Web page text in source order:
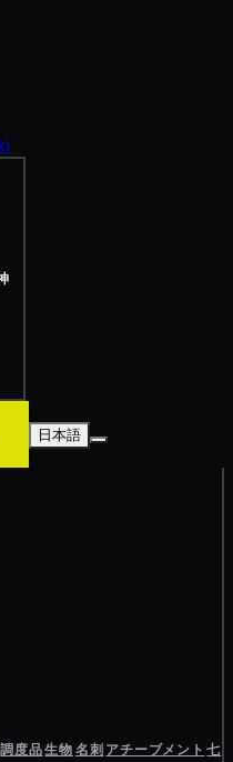
日本語
調度品生物名刺 アチーブメント 七